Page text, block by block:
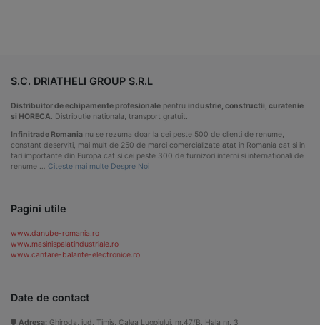
S.C. DRIATHELI GROUP S.R.L
Distribuitor de echipamente profesionale pentru industrie, constructii, curatenie
si HORECA . Distributie nationala, transport gratuit.
Infinitrade Romania nu se rezuma doar la cei peste 500 de clienti de renume,
constant deserviti, mai mult de 250 de marci comercializate atat in Romania cat si in
tari importante din Europa cat si cei peste 300 de furnizori interni si internationali de
renume … Citeste mai multe Despre Noi
Pagini utile
www.danube-romania.ro
www.masinispalatindustriale.ro
www.cantare-balante-electronice.ro
Date de contact
Adresa: Ghiroda, jud. Timis, Calea Lugojului, nr.47/B, Hala nr. 3